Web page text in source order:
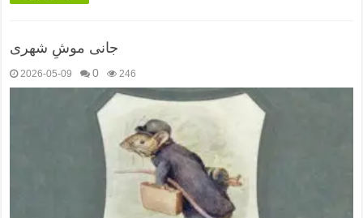
جانی موشِ شهری
2026-05-09 0 246